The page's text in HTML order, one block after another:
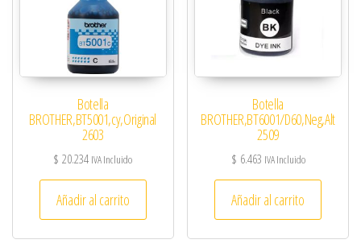
Botella
BROTHER,BT5001,cy,Original
2603
$ 20.234 IVA Incluido
Añadir al carrito
Botella
BROTHER,BT6001/D60,Neg,Alt
2509
$ 6.463 IVA Incluido
Añadir al carrito